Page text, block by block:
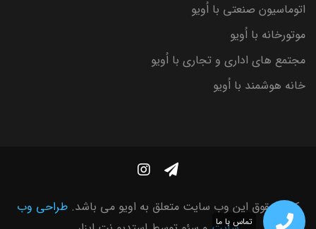
تماس با ما
اتوماسیون صنعتی با اُویو
موتورخانه با اُویو
مجتمع های اداری و تجاری با اُویو
خانه هوشمند با اُویو
کلیه حقوق این وب سایت متعلق به اویو می باشد. طراحی وب